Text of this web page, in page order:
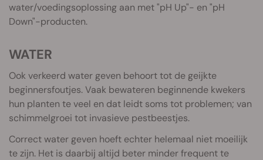
water/voedingsoplossing aan met "pH Up"- en "pH
Down"-producten.
WATER
Ook verkeerd water geven behoort tot de geijkte
beginnersfoutjes. Vaak bewateren beginnende kwekers
hun planten te veel en dat leidt soms tot problemen; van
schimmelgroei tot invasieve pestbeestjes.
Correct water geven hoeft echter helemaal niet moeilijk
te zijn. Het is daarbij altijd beter minder frequent te